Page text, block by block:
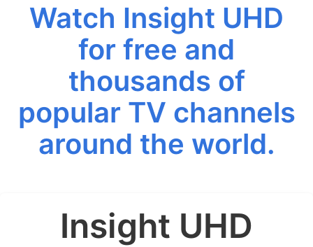
Watch Insight UHD
for free and
thousands of
popular TV channels
around the world.
Insight UHD